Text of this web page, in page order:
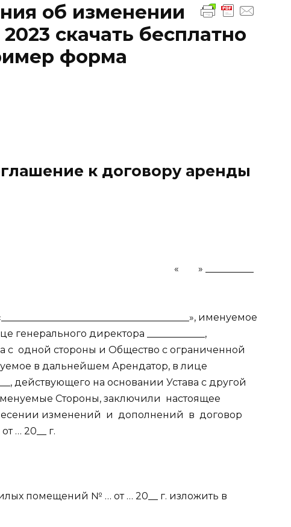
об изменении
скачать бесплатно
форма
к договору аренды
«
» __________
именуемое
директора ____________,
с одной стороны и Общество с ограниченной
в дальнейшем Арендатор, в лице
действующего на основании Устава с другой
Стороны, заключили настоящее
изменений и дополнений в договор
… 20__ г.
помещений № … от … 20__ г. изложить в